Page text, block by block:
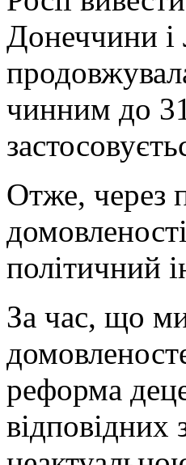
Донеччини і
чинним до
Отже, через
політичний
За час, що
реформа
відповідних